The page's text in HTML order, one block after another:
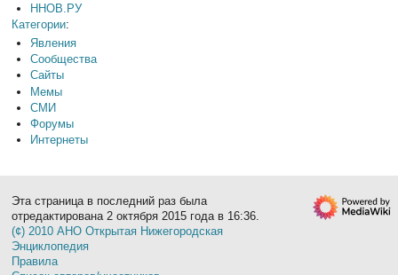
ННОВ.РУ
Категории:
Явления
Сообщества
Сайты
Мемы
СМИ
Форумы
Интернеты
Эта страница в последний раз была
отредактирована 2 октября 2015 года в 16:36.
(¢) 2010 АНО Открытая Нижегородская
Энциклопедия
Правила